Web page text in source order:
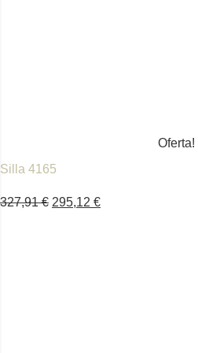
Oferta!
Silla 4165
327,91€ 295,12 €